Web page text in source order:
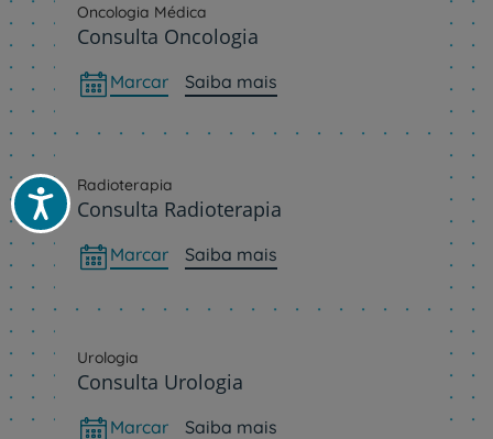
Acessibilidade
Oncologia Médica
Consulta Oncologia
Marcar Saiba mais
Radioterapia
Consulta Radioterapia
Marcar Saiba mais
Urologia
Consulta Urologia
Marcar Saiba mais